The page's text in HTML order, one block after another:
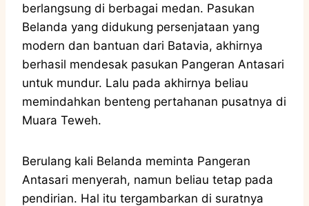
berlangsung di berbagai medan. Pasukan
Belanda yang didukung persenjataan yang
modern dan bantuan dari Batavia, akhirnya
berhasil mendesak pasukan Pangeran Antasari
untuk mundur. Lalu pada akhirnya beliau
memindahkan benteng pertahanan pusatnya di
Muara Teweh.
Berulang kali Belanda meminta Pangeran
Antasari menyerah, namun beliau tetap pada
pendirian. Hal itu tergambarkan di suratnya